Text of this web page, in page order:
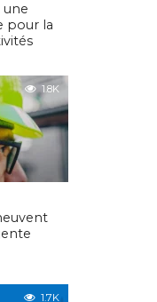
une
pour la
1.8K
1.7K